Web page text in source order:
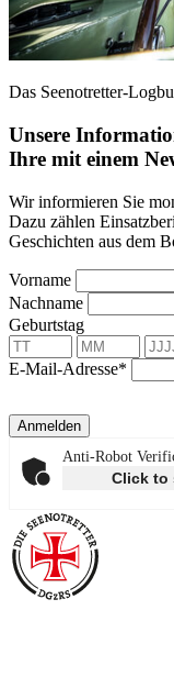
Das Seenotretter-
Unsere
Ihre mit einem
Wir informieren Sie
Dazu zählen
Geschichten aus dem
Vorname
Nachname
Geburtstag
E-Mail-Adresse*
Anmelden
Anti-Robot
Click to